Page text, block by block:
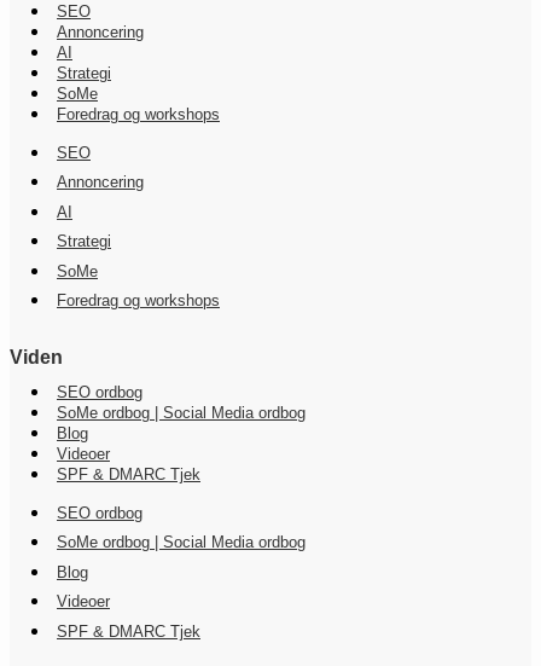
SEO
Annoncering
AI
Strategi
SoMe
Foredrag og workshops
SEO
Annoncering
AI
Strategi
SoMe
Foredrag og workshops
Viden
SEO ordbog
SoMe ordbog | Social Media ordbog
Blog
Videoer
SPF & DMARC Tjek
SEO ordbog
SoMe ordbog | Social Media ordbog
Blog
Videoer
SPF & DMARC Tjek